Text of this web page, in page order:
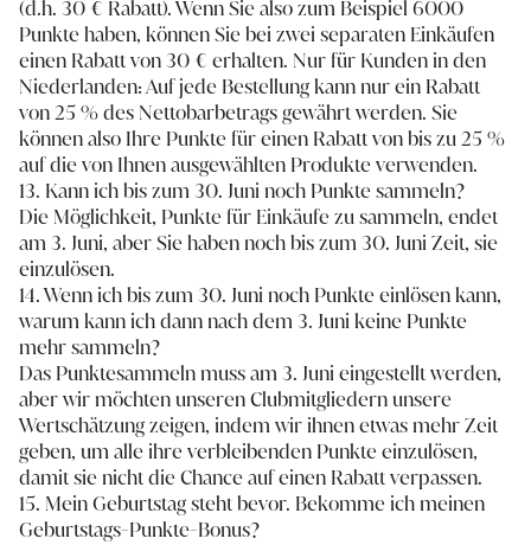
(d.h. 30 € Rabatt). Wenn Sie also zum Beispiel 6000
Punkte haben, können Sie bei zwei separaten Einkäufen
einen Rabatt von 30 € erhalten. Nur für Kunden in den
Niederlanden: Auf jede Bestellung kann nur ein Rabatt
von 25 % des Nettobarbetrags gewährt werden. Sie
können also Ihre Punkte für einen Rabatt von bis zu 25 %
auf die von Ihnen ausgewählten Produkte verwenden.
13. Kann ich bis zum 30. Juni noch Punkte sammeln?
Die Möglichkeit, Punkte für Einkäufe zu sammeln, endet
am 3. Juni, aber Sie haben noch bis zum 30. Juni Zeit, sie
einzulösen.
14. Wenn ich bis zum 30. Juni noch Punkte einlösen kann,
warum kann ich dann nach dem 3. Juni keine Punkte
mehr sammeln?
Das Punktesammeln muss am 3. Juni eingestellt werden,
aber wir möchten unseren Clubmitgliedern unsere
Wertschätzung zeigen, indem wir ihnen etwas mehr Zeit
geben, um alle ihre verbleibenden Punkte einzulösen,
damit sie nicht die Chance auf einen Rabatt verpassen.
15. Mein Geburtstag steht bevor. Bekomme ich meinen
Geburtstags-Punkte-Bonus?